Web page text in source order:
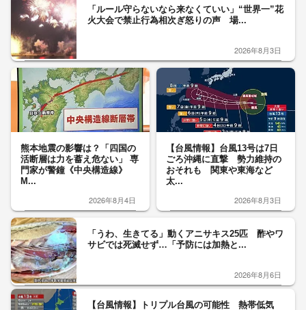
「ルール守らないなら来なくていい」“世界一”花
火大会で禁止行為相次ぎ怒りの声 場...
2026年8月3日
熊本地震の影響は？「四国の
活断層は力を蓄え危ない」 専
門家が警鐘《中央構造線》
M...
2026年8月4日
【台風情報】台風13号は7日
ごろ沖縄に直撃 勢力維持の
おそれも 関東や東海など
太...
2026年8月3日
「うわ、生きてる」動くアニサキス25匹 酢やワ
サビでは死滅せず…「予防には加熱と...
2026年8月6日
【台風情報】トリプル台風の可能性 熱帯低気